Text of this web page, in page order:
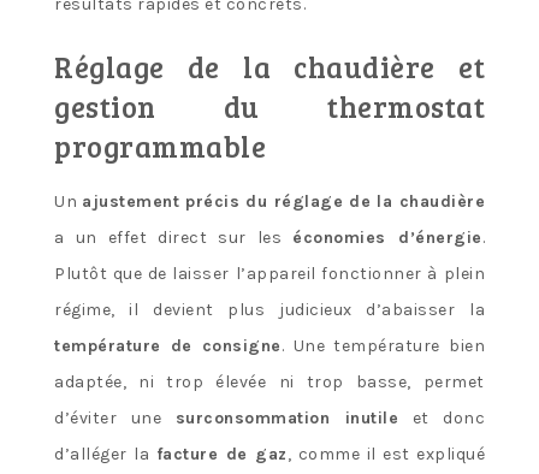
résultats rapides et concrets.
Réglage de la chaudière et
gestion du thermostat
programmable
Un ajustement précis du réglage de la chaudière
a un effet direct sur les économies d’énergie.
Plutôt que de laisser l’appareil fonctionner à plein
régime, il devient plus judicieux d’abaisser la
température de consigne. Une température bien
adaptée, ni trop élevée ni trop basse, permet
d’éviter une surconsommation inutile et donc
d’alléger la facture de gaz, comme il est expliqué